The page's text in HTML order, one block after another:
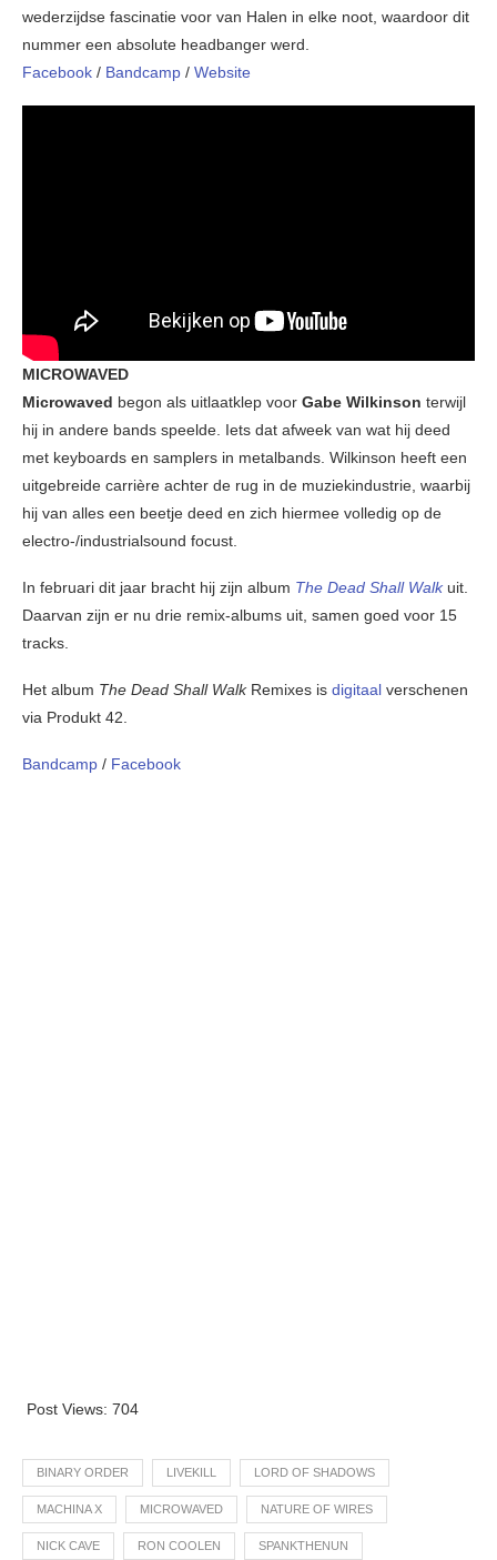
wederzijdse fascinatie voor van Halen in elke noot, waardoor dit
nummer een absolute headbanger werd.
Facebook / Bandcamp / Website
MICROWAVED
Microwaved begon als uitlaatklep voor Gabe Wilkinson terwijl
hij in andere bands speelde. Iets dat afweek van wat hij deed
met keyboards en samplers in metalbands. Wilkinson heeft een
uitgebreide carrière achter de rug in de muziekindustrie, waarbij
hij van alles een beetje deed en zich hiermee volledig op de
electro-/industrialsound focust.
In februari dit jaar bracht hij zijn album The Dead Shall Walk uit.
Daarvan zijn er nu drie remix-albums uit, samen goed voor 15
tracks.
Het album The Dead Shall WalkRemixes is digitaal verschenen
via Produkt 42.
Bandcamp / Facebook
Post Views: 704
BINARY ORDER LIVEKILL LORD OF SHADOWS
MACHINA X MICROWAVED NATURE OF WIRES
NICK CAVE RON COOLEN SPANKTHENUN